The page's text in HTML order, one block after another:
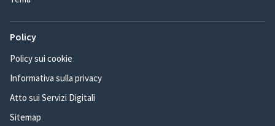
Policy
Policy sui cookie
Informativa sulla privacy
Atto sui Servizi Digitali
Sitemap